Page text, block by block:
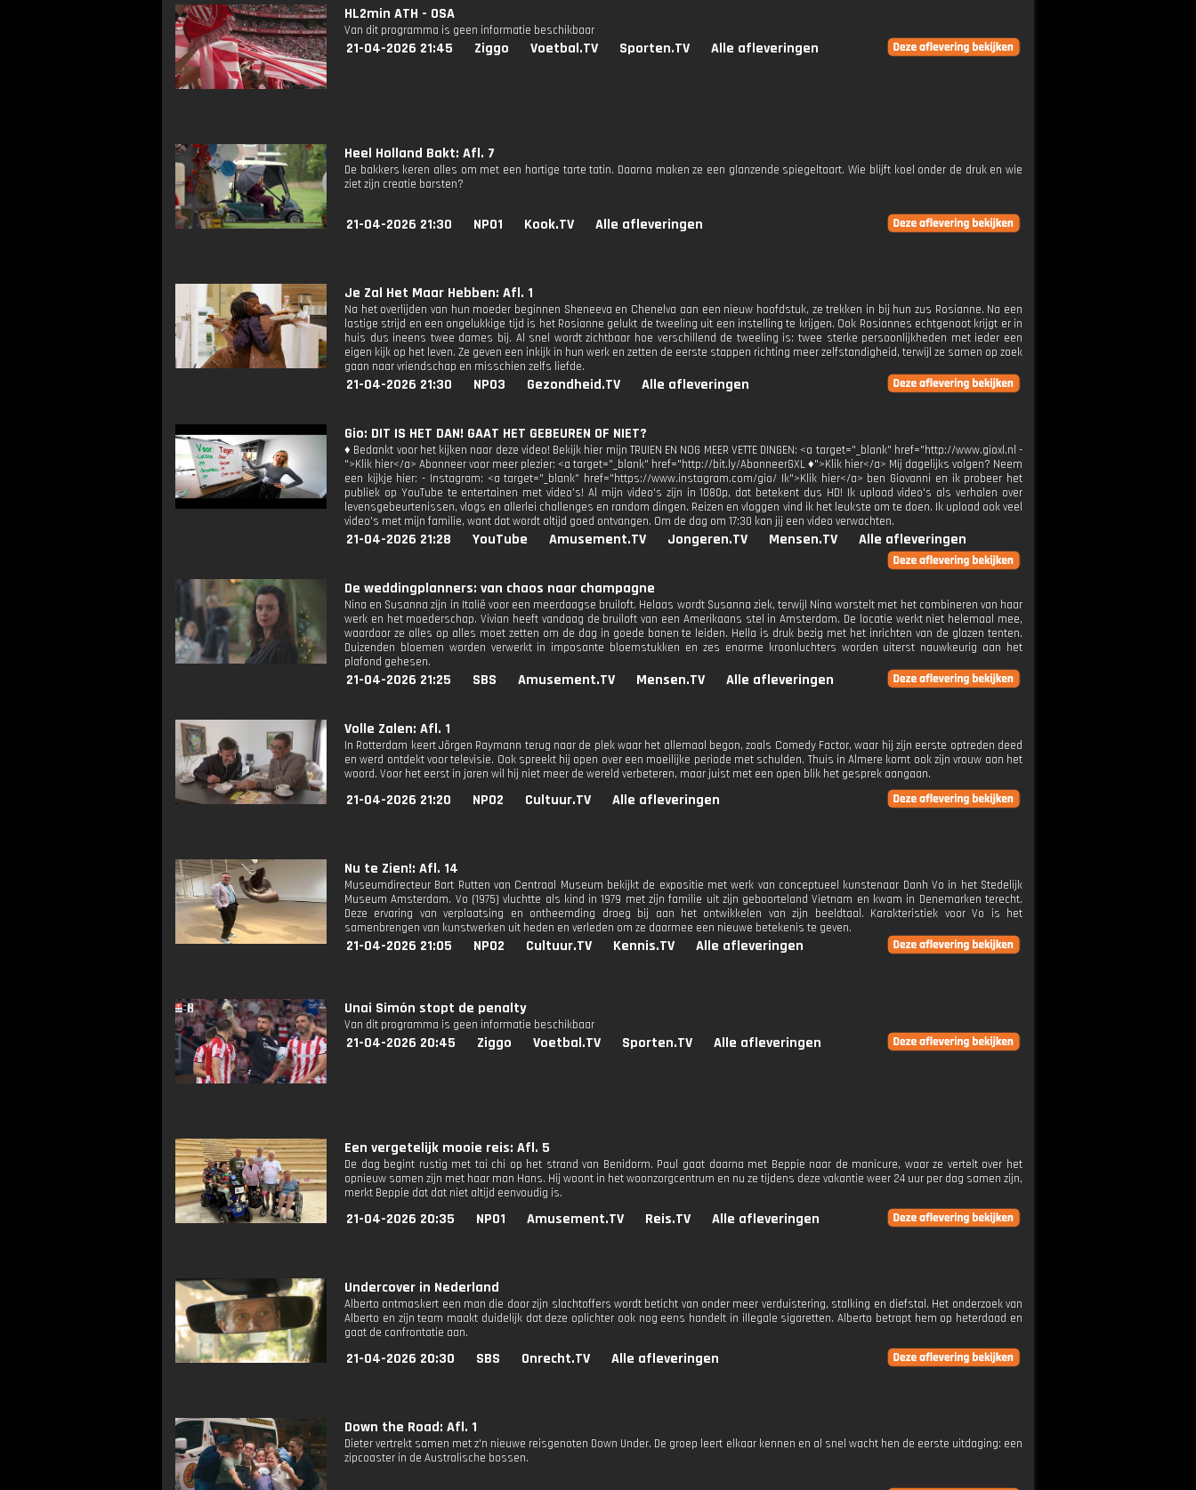
HL2min ATH - OSA
Van dit programma is geen informatie beschikbaar
21-04-2026 21:45 Ziggo Voetbal.TV Sporten.TV Alle afleveringen
Heel Holland Bakt: Afl. 7
De bakkers keren alles om met een hartige tarte tatin. Daarna maken ze een glanzende spiegeltaart. Wie blijft koel onder de druk en wie
ziet zijn creatie barsten?
21-04-2026 21:30 NPO1 Kook.TV Alle afleveringen
Je Zal Het Maar Hebben: Afl. 1
Na het overlijden van hun moeder beginnen Sheneeva en Chenelva aan een nieuw hoofdstuk, ze trekken in bij hun zus Rosianne. Na een
lastige strijd en een ongelukkige tijd is het Rosianne gelukt de tweeling uit een instelling te krijgen. Ook Rosiannes echtgenoot krijgt er in
huis dus ineens twee dames bij. Al snel wordt zichtbaar hoe verschillend de tweeling is: twee sterke persoonlijkheden met ieder een
eigen kijk op het leven. Ze geven een inkijk in hun werk en zetten de eerste stappen richting meer zelfstandigheid, terwijl ze samen op zoek
gaan naar vriendschap en misschien zelfs liefde.
21-04-2026 21:30 NPO3 Gezondheid.TV Alle afleveringen
Gio: DIT IS HET DAN! GAAT HET GEBEUREN OF NIET?
♦ Bedankt voor het kijken naar deze video! Bekijk hier mijn TRUIEN EN NOG MEER VETTE DINGEN: <a target="_blank" href="http://www.gioxl.nl -
">Klik hier</a> Abonneer voor meer plezier: <a target="_blank" href="http://bit.ly/AbonneerGXL ♦">Klik hier</a> Mij dagelijks volgen? Neem
een kijkje hier: - Instagram: <a target="_blank" href="https://www.instagram.com/gio/ Ik">Klik hier</a> ben Giovanni en ik probeer het
publiek op YouTube te entertainen met video's! Al mijn video's zijn in 1080p, dat betekent dus HD! Ik upload video's als verhalen over
levensgebeurtenissen, vlogs en allerlei challenges en random dingen. Reizen en vloggen vind ik het leukste om te doen. Ik upload ook veel
video's met mijn familie, want dat wordt altijd goed ontvangen. Om de dag om 17:30 kan jij een video verwachten.
21-04-2026 21:28 YouTube Amusement.TV Jongeren.TV Mensen.TV Alle afleveringen
De weddingplanners: van chaos naar champagne
Nina en Susanna zijn in Italië voor een meerdaagse bruiloft. Helaas wordt Susanna ziek, terwijl Nina worstelt met het combineren van haar
werk en het moederschap. Vivian heeft vandaag de bruiloft van een Amerikaans stel in Amsterdam. De locatie werkt niet helemaal mee,
waardoor ze alles op alles moet zetten om de dag in goede banen te leiden. Hella is druk bezig met het inrichten van de glazen tenten.
Duizenden bloemen worden verwerkt in imposante bloemstukken en zes enorme kroonluchters worden uiterst nauwkeurig aan het
plafond gehesen.
21-04-2026 21:25 SBS Amusement.TV Mensen.TV Alle afleveringen
Volle Zalen: Afl. 1
In Rotterdam keert Jörgen Raymann terug naar de plek waar het allemaal begon, zoals Comedy Factor, waar hij zijn eerste optreden deed
en werd ontdekt voor televisie. Ook spreekt hij open over een moeilijke periode met schulden. Thuis in Almere komt ook zijn vrouw aan het
woord. Voor het eerst in jaren wil hij niet meer de wereld verbeteren, maar juist met een open blik het gesprek aangaan.
21-04-2026 21:20 NPO2 Cultuur.TV Alle afleveringen
Nu te Zien!: Afl. 14
Museumdirecteur Bart Rutten van Centraal Museum bekijkt de expositie met werk van conceptueel kunstenaar Danh Vo in het Stedelijk
Museum Amsterdam. Vo (1975) vluchtte als kind in 1979 met zijn familie uit zijn geboorteland Vietnam en kwam in Denemarken terecht.
Deze ervaring van verplaatsing en ontheemding droeg bij aan het ontwikkelen van zijn beeldtaal. Karakteristiek voor Vo is het
samenbrengen van kunstwerken uit heden en verleden om ze daarmee een nieuwe betekenis te geven.
21-04-2026 21:05 NPO2 Cultuur.TV Kennis.TV Alle afleveringen
Unai Simón stopt de penalty
Van dit programma is geen informatie beschikbaar
21-04-2026 20:45 Ziggo Voetbal.TV Sporten.TV Alle afleveringen
Een vergetelijk mooie reis: Afl. 5
De dag begint rustig met tai chi op het strand van Benidorm. Paul gaat daarna met Beppie naar de manicure, waar ze vertelt over het
opnieuw samen zijn met haar man Hans. Hij woont in het woonzorgcentrum en nu ze tijdens deze vakantie weer 24 uur per dag samen zijn,
merkt Beppie dat dat niet altijd eenvoudig is.
21-04-2026 20:35 NPO1 Amusement.TV Reis.TV Alle afleveringen
Undercover in Nederland
Alberto ontmaskert een man die door zijn slachtoffers wordt beticht van onder meer verduistering, stalking en diefstal. Het onderzoek van
Alberto en zijn team maakt duidelijk dat deze oplichter ook nog eens handelt in illegale sigaretten. Alberto betrapt hem op heterdaad en
gaat de confrontatie aan.
21-04-2026 20:30 SBS Onrecht.TV Alle afleveringen
Down the Road: Afl. 1
Dieter vertrekt samen met z'n nieuwe reisgenoten Down Under. De groep leert elkaar kennen en al snel wacht hen de eerste uitdaging: een
zipcoaster in de Australische bossen.